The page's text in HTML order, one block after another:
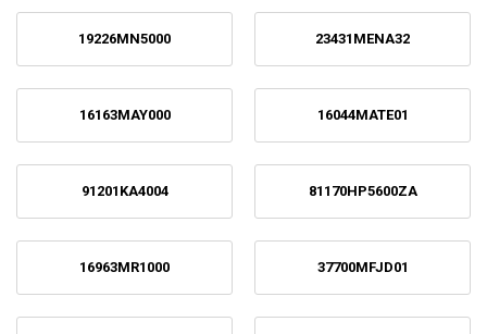
19226MN5000 23431MENA32
16163MAY000 16044MATE01
91201KA4004 81170HP5600ZA
16963MR1000 37700MFJD01